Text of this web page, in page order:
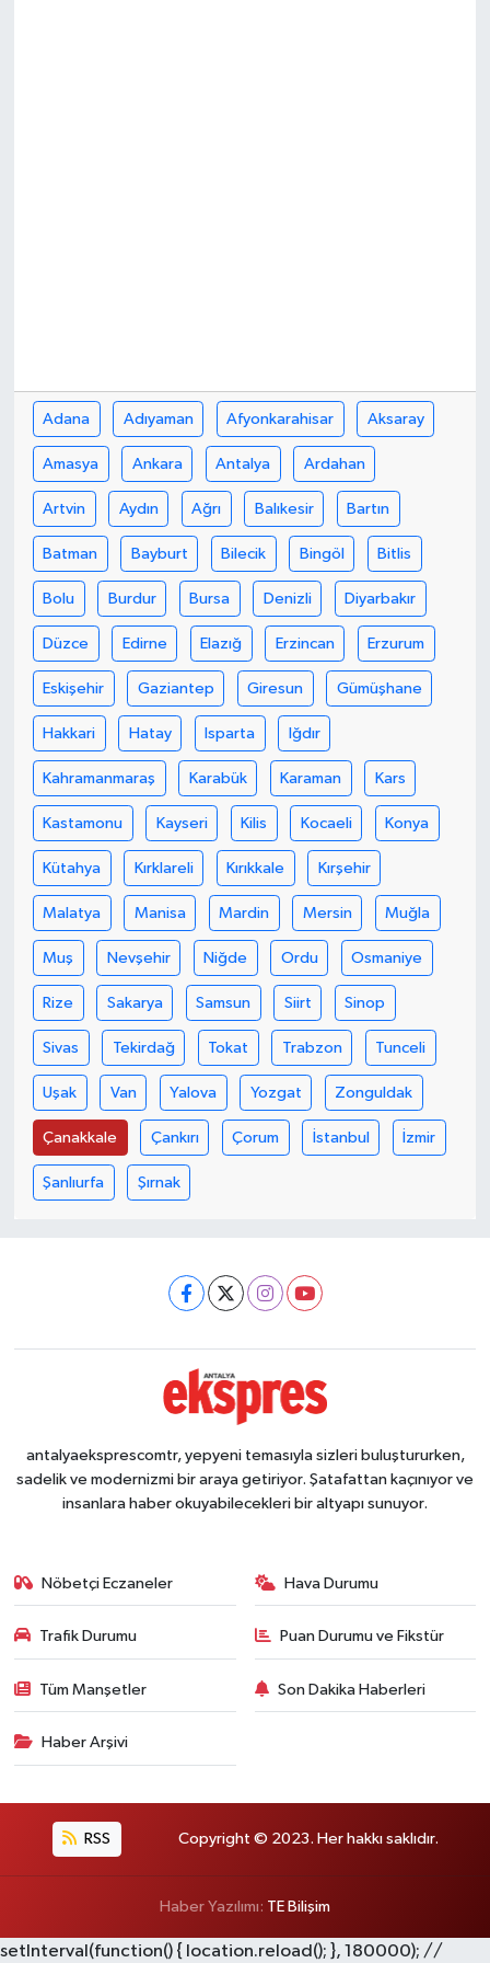
Adana Adıyaman Afyonkarahisar Aksaray
Amasya Ankara Antalya Ardahan
Artvin Aydın Ağrı Balıkesir Bartın
Batman Bayburt Bilecik Bingöl Bitlis
Bolu Burdur Bursa Denizli Diyarbakır
Düzce Edirne Elazığ Erzincan Erzurum
Eskişehir Gaziantep Giresun Gümüşhane
Hakkari Hatay Isparta Iğdır
Kahramanmaraş Karabük Karaman Kars
Kastamonu Kayseri Kilis Kocaeli Konya
Kütahya Kırklareli Kırıkkale Kırşehir
Malatya Manisa Mardin Mersin Muğla
Muş Nevşehir Niğde Ordu Osmaniye
Rize Sakarya Samsun Siirt Sinop
Sivas Tekirdağ Tokat Trabzon Tunceli
Uşak Van Yalova Yozgat Zonguldak
Çanakkale Çankırı Çorum İstanbul İzmir
Şanlıurfa Şırnak
antalyaeksprescomtr, yepyeni temasıyla sizleri buluştururken,
sadelik ve modernizmi bir araya getiriyor. Şatafattan kaçınıyor ve
insanlara haber okuyabilecekleri bir altyapı sunuyor.
Nöbetçi Eczaneler Hava Durumu
Trafik Durumu Puan Durumu ve Fikstür
Tüm Manşetler Son Dakika Haberleri
Haber Arşivi
RSS Copyright © 2023. Her hakkı saklıdır.
Haber Yazılımı: TE Bilişim
setInterval(function() { location.reload(); }, 180000); //
MAGAZİN